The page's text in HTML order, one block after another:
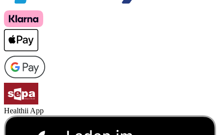
Healthii App